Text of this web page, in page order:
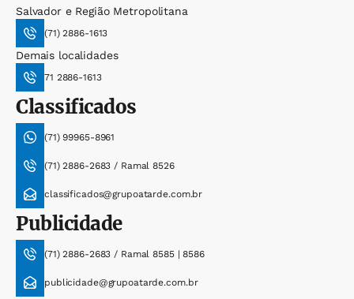
Salvador e Região Metropolitana
(71) 2886-1613
Demais localidades
71 2886-1613
Classificados
(71) 99965-8961
(71) 2886-2683 / Ramal 8526
classificados@grupoatarde.com.br
Publicidade
(71) 2886-2683 / Ramal 8585 | 8586
publicidade@grupoatarde.com.br